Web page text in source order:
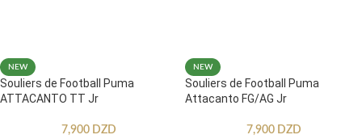
NEW
Souliers de Football Puma
ATTACANTO TT Jr
7,900 DZD
NEW
Souliers de Football Puma
Attacanto FG/AG Jr
7,900 DZD